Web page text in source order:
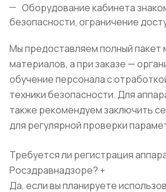
Оборудование кабинета
безопасности, ограничение
Мы предоставляем полный пакет
материалов, а при заказе —
обучение персонала с
техники безопасности. Для
также рекомендуем заключить
для регулярной проверки
Требуется ли регистрация
Росздравнадзоре? +
Да, если вы планируете